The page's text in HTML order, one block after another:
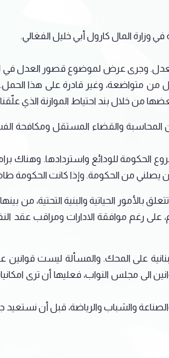
في وزارة المال كارول أبي خليل الفغالي.
والعدل. وجرى عرض لموضوع قصور العدل
من متواضعة، وغير قادرة على هذا
المحاسبة والقضاء المستقل ومكافحة
يصلني من الحكومة. وإذا كانت الحكومة
على رغم موافقة الادارات ومراقب عقد
الى مجلس النواب، فعليها أن ترى
والشباب والرياضة، قبل أن نستعيد